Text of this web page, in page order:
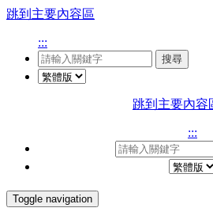
跳到主要內容區
:::
搜尋
跳到主要內容
:::
Toggle navigation